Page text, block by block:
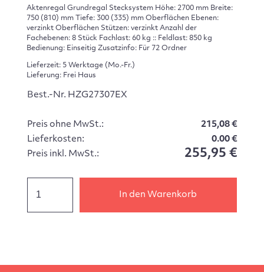
Aktenregal Grundregal Stecksystem Höhe: 2700 mm Breite:
750 (810) mm Tiefe: 300 (335) mm Oberflächen Ebenen:
verzinkt Oberflächen Stützen: verzinkt Anzahl der
Fachebenen: 8 Stück Fachlast: 60 kg :: Feldlast: 850 kg
Bedienung: Einseitig Zusatzinfo: Für 72 Ordner
Lieferzeit: 5 Werktage (Mo.-Fr.)
Lieferung: Frei Haus
Best.-Nr. HZG27307EX
Preis ohne MwSt.:
215,08 €
Lieferkosten:
0.00 €
Preis inkl. MwSt.:
255,95 €
In den Warenkorb